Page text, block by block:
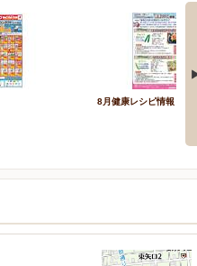
8月健康レシピ情報